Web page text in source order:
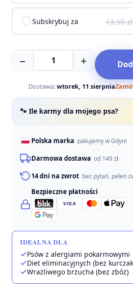
type
Subskrybuj za 13,90zł
−
ilość
monobiałkowa
jeleń
borówką
+
Dostawa: wtorek, 11 sierpnia
🐾 Ile karmy dla mojego psa?
Polska marka pakujemy w Gdyni
Darmowa dostawa od 149 zł
14 dni na zwrot bez pytań, pełen
Bezpieczne płatności
VISA
IDEALNA DLA
Psów z alergiami pokarmowymi
Diet eliminacyjnych (bez
Wrażliwego brzucha (bez zbóż)